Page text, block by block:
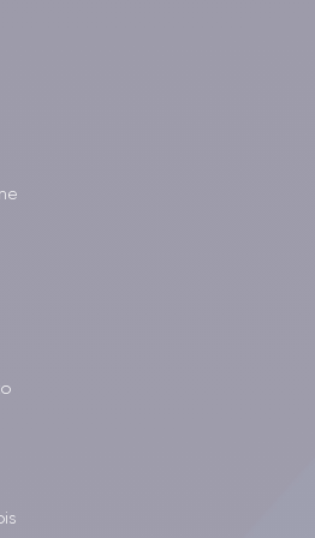
d'effectuer des paiements
du contenu avec d'autres
de l'iPhone
complètes de l'
12 Pro
à cette puissante technologie, les